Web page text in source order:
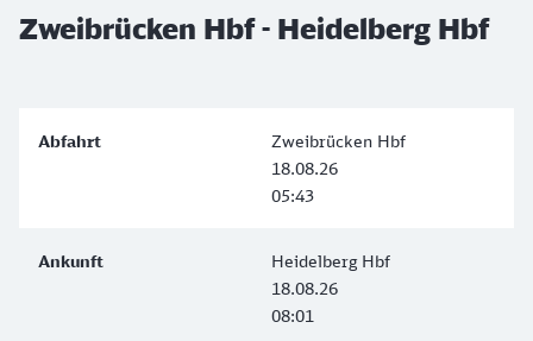
Zweibrücken Hbf - Heidelberg Hbf
Zweibrücken Hbf
18.08.26
05:43
Heidelberg Hbf
18.08.26
08:01